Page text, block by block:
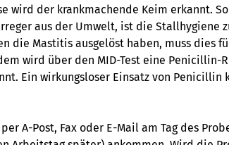
wird der krankmachende Keim erkannt.
aus der Umwelt, ist die Stallhygiene
die Mastitis ausgelöst haben, muss dies
wird über den MID-Test eine Penicillin-
Ein wirkungsloser Einsatz von Penicillin
A-Post, Fax oder E-Mail am Tag des